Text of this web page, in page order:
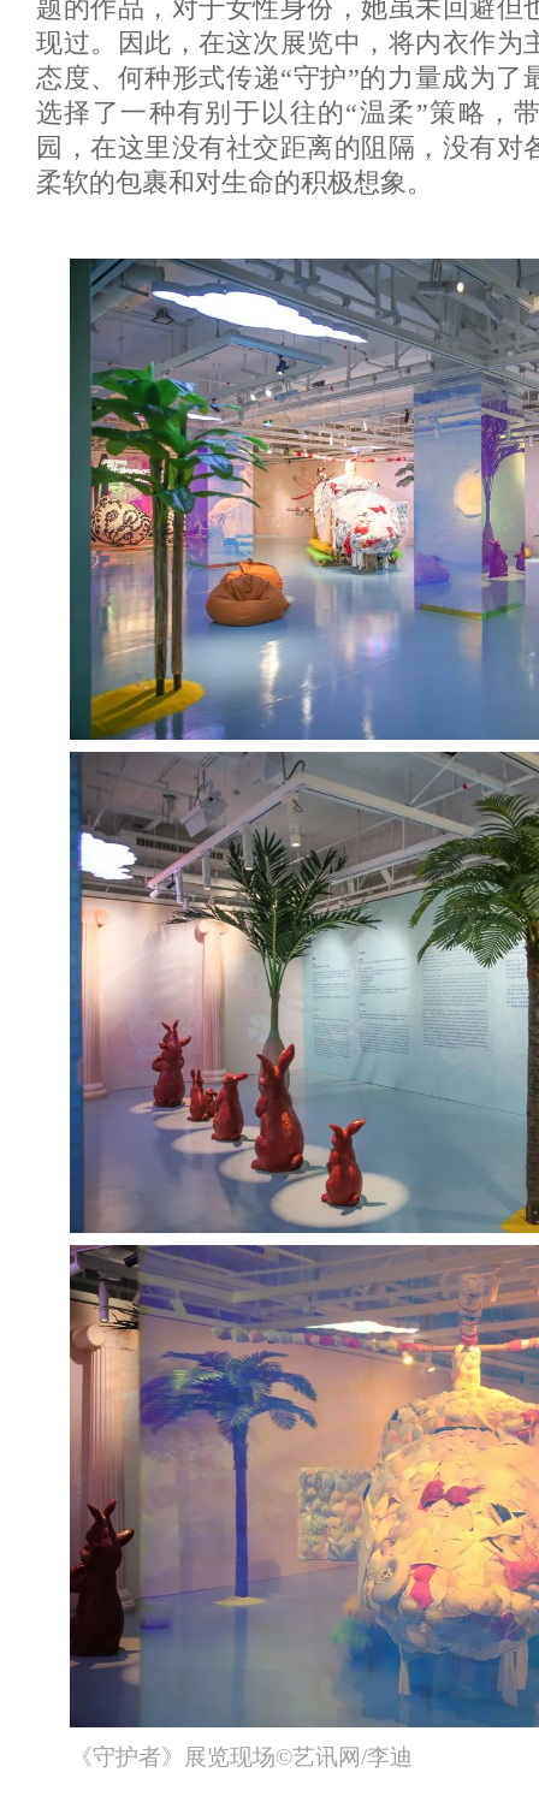
题的作品，对于女性身份，她虽未回避但
现过。因此，在这次展览中，将内衣作为
态度、何种形式传递“守护”的力量成为了
选择了一种有别于以往的“温柔”策略，
园，在这里没有社交距离的阻隔，没有对
柔软的包裹和对生命的积极想象。
《守护者》展览现场©艺讯网/李迪